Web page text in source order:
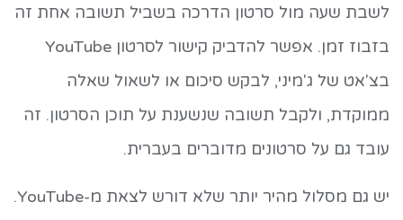
לשבת שעה מול סרטון הדרכה בשביל תשובה אחת זה
בזבוז זמן. אפשר להדביק קישור לסרטון YouTube
בצ'אט של ג'מיני, לבקש סיכום או לשאול שאלה
ממוקדת, ולקבל תשובה שנשענת על תוכן הסרטון. זה
עובד גם על סרטונים מדוברים בעברית.
יש גם מסלול מהיר יותר שלא דורש לצאת מ-YouTube.